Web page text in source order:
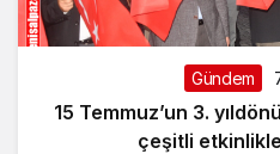
Gündem
15 Temmuz’un 3.
çeşitli